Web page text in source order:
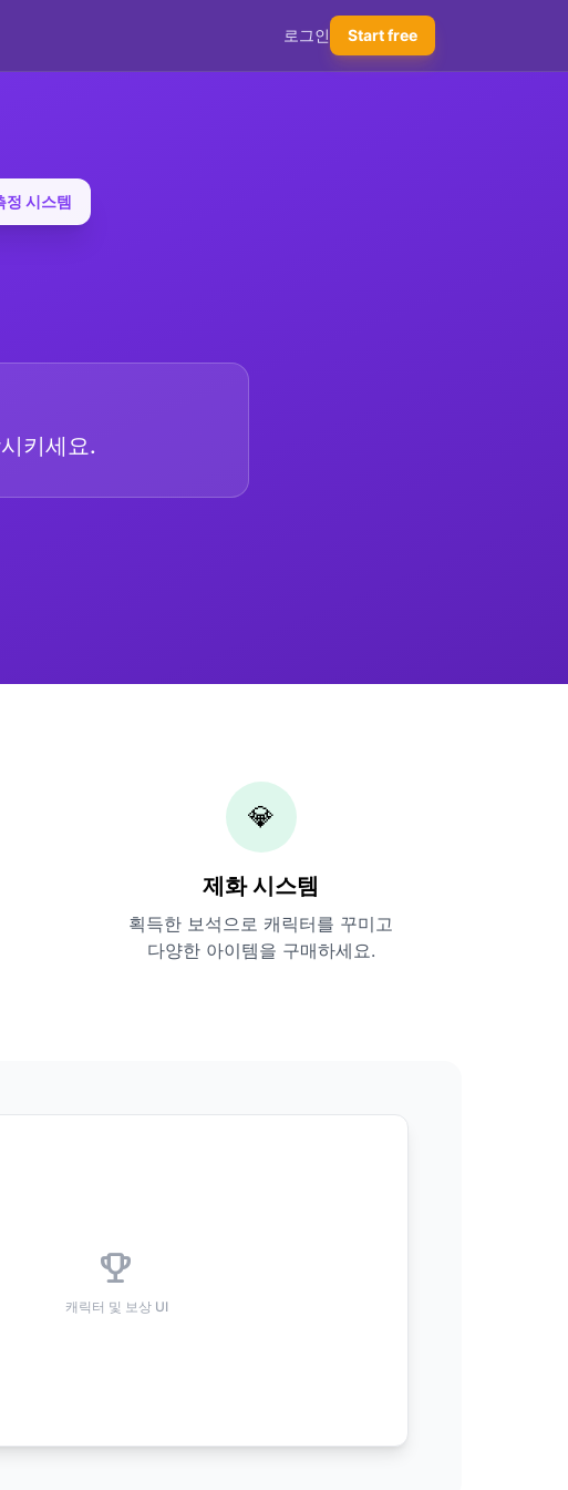
로그인 Start free
정 시스템
키세요.
💎
제화 시스템
획득한 보석으로 캐릭터를 꾸미고
다양한 아이템을 구매하세요.
emoji_events
캐릭터 및 보상 UI